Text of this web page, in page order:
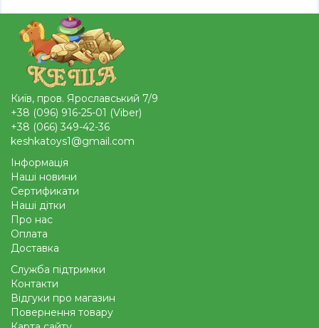
Київ, пров. Ярославський 7/9
+38 (096) 916-25-01 (Viber)
+38 (066) 349-42-36
keshkatoys1@gmail.com
Інформація
Наші новини
Сертификати
Наші дітки
Про нас
Оплата
Доставка
Служба підтримки
Контакти
Відгуки про магазин
Повернення товару